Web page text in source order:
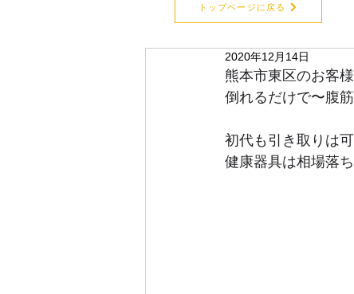
トップページに戻る
2020年12月14日
熊本市東区のお客
倒れるだけで〜腹
初代も引き取りは可
健康器具は相場落